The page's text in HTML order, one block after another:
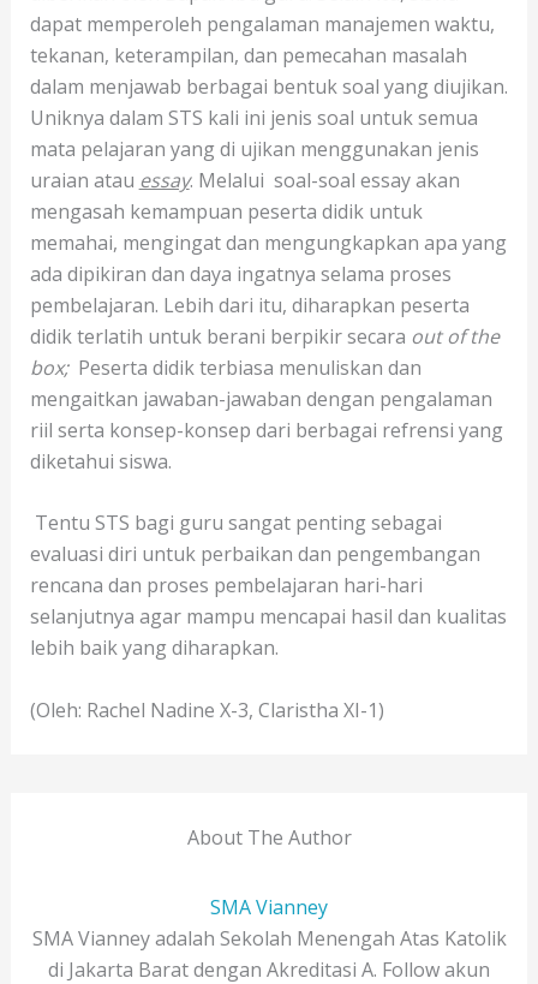
dapat memperoleh pengalaman manajemen waktu,
tekanan, keterampilan, dan pemecahan masalah
dalam menjawab berbagai bentuk soal yang diujikan.
Uniknya dalam STS kali ini jenis soal untuk semua
mata pelajaran yang di ujikan menggunakan jenis
uraian atau essay. Melalui soal-soal essay akan
mengasah kemampuan peserta didik untuk
memahai, mengingat dan mengungkapkan apa yang
ada dipikiran dan daya ingatnya selama proses
pembelajaran. Lebih dari itu, diharapkan peserta
didik terlatih untuk berani berpikir secara out of the
box; Peserta didik terbiasa menuliskan dan
mengaitkan jawaban-jawaban dengan pengalaman
riil serta konsep-konsep dari berbagai refrensi yang
diketahui siswa.
Tentu STS bagi guru sangat penting sebagai
evaluasi diri untuk perbaikan dan pengembangan
rencana dan proses pembelajaran hari-hari
selanjutnya agar mampu mencapai hasil dan kualitas
lebih baik yang diharapkan.
(Oleh: Rachel Nadine X-3, Claristha XI-1)
About The Author
SMA Vianney
SMA Vianney adalah Sekolah Menengah Atas Katolik
di Jakarta Barat dengan Akreditasi A. Follow akun